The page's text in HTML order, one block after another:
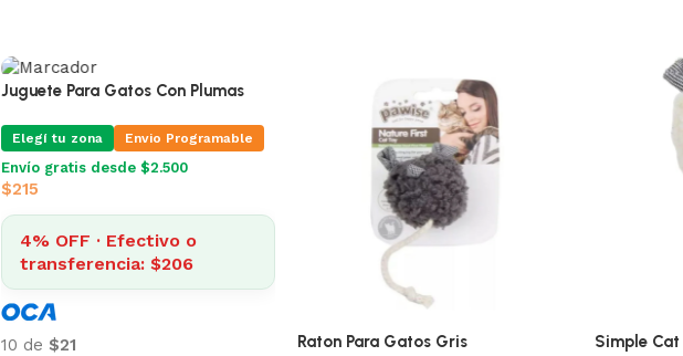
Juguete Para Gatos Con Plumas
Elegí tu zona Envio Programable
Envío gratis desde $2.500
$215
4% OFF · Efectivo o
transferencia: $206
10 de $21 Raton Para Gatos Gris Simple